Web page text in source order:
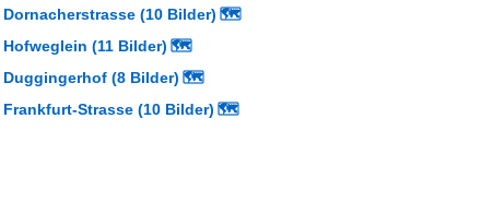
Dornacherstrasse (10 Bilder) 🗺
Hofweglein (11 Bilder) 🗺
Duggingerhof (8 Bilder) 🗺
Frankfurt-Strasse (10 Bilder) 🗺